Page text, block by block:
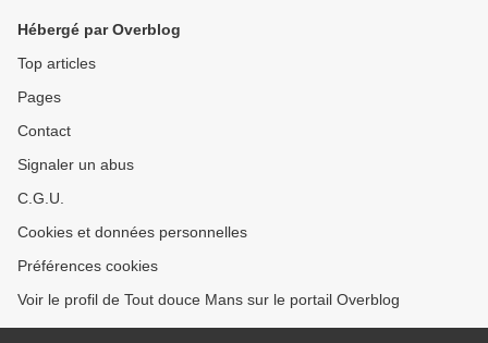
Hébergé par Overblog
Top articles
Pages
Contact
Signaler un abus
C.G.U.
Cookies et données personnelles
Préférences cookies
Voir le profil de Tout douce Mans sur le portail Overblog